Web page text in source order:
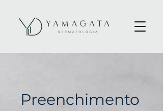
Preenchimento